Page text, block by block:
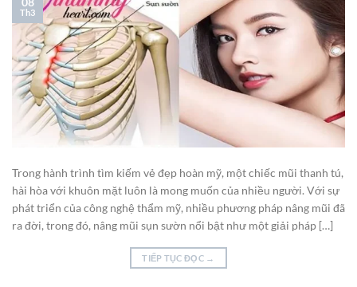
Th3
Trong hành trình tìm kiếm vẻ đẹp hoàn mỹ, một chiếc mũi thanh tú,
hài hòa với khuôn mặt luôn là mong muốn của nhiều người. Với sự
phát triển của công nghệ thẩm mỹ, nhiều phương pháp nâng mũi đã
ra đời, trong đó, nâng mũi sụn sườn nổi bật như một giải pháp […]
TIẾP TỤC ĐỌC →